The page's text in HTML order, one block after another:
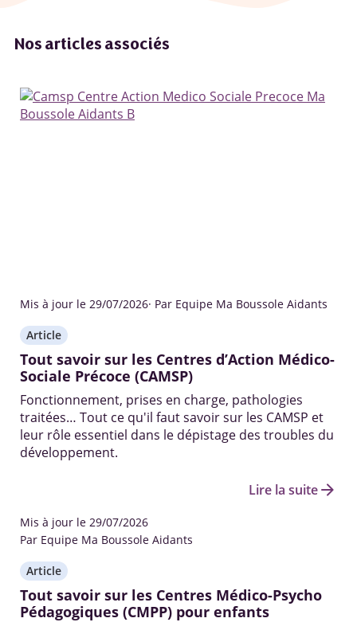
Nos articles associés
Mis à jour le 29/07/2026· Par Equipe Ma Boussole Aidants
Article
Tout savoir sur les Centres d’Action Médico-
Sociale Précoce (CAMSP)
Fonctionnement, prises en charge, pathologies
traitées… Tout ce qu'il faut savoir sur les CAMSP et
leur rôle essentiel dans le dépistage des troubles du
développement.
Lire la suitearrow_forward
Mis à jour le 29/07/2026
Par Equipe Ma Boussole Aidants
Article
Tout savoir sur les Centres Médico-Psycho
Pédagogiques (CMPP) pour enfants